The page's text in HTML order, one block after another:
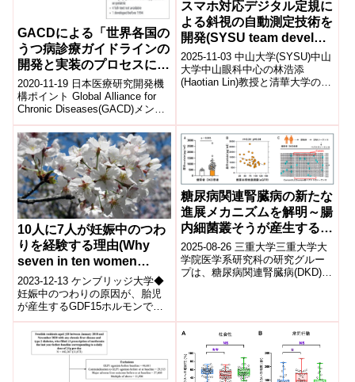
GACDによる「世界各国の
うつ病診療ガイドラインの
開発と実装のプロセスに関
する系統的レビュー」を公
開
2020-11-19 日本医療研究開発機
構ポイント Global Alliance for
Chronic Diseases(GACD)メンタ
ルヘルスガイドライ...
スマホ対応デジタル定規に
よる斜視の自動測定技術を
開発(SYSU team develop
smartphone-based
digital ruler for
automated strabismus
2025-11-03 中山大学(SYSU)中山
大学中山眼科中心の林浩添
(Haotian Lin)教授と清華大学の徐
10人に7人が妊娠中のつわ
りを経験する理由(Why
seven in ten women
experience pregnancy
sickness)
2023-12-13 ケンブリッジ大学◆
妊娠中のつわりの原因が、胎児
が産生するGDF15ホルモンであ
ることが判明。GDF15の産生量
と母親の妊娠前の露出量がつ
わ...
糖尿病関連腎臓病の新たな
進展メカニズムを解明～腸
内細菌叢そうが産生するペ
プチドが腎の老化と線維化
を促進～
2025-08-26 三重大学三重大学大
学院医学系研究科の研究グルー
プは、糖尿病関連腎臓病(DKD)の